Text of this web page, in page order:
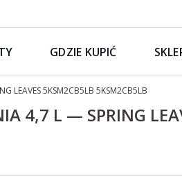
GDZIE KUPIĆ
LEAVES 5KSM2CB5LB 5KSM2CB5LB
4,7 L — SPRING